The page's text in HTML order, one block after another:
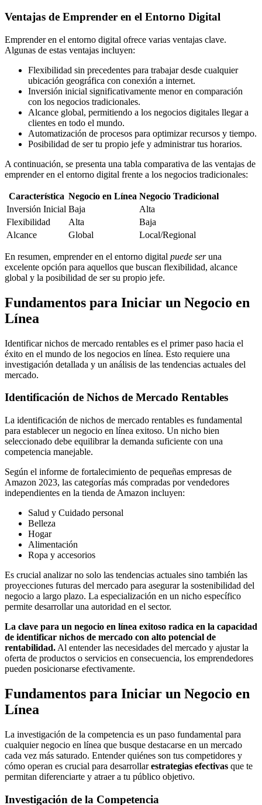
Ventajas de Emprender en el Entorno Digital
Emprender en el entorno digital ofrece varias ventajas clave.
Algunas de estas ventajas incluyen:
Flexibilidad sin precedentes para trabajar desde cualquier
ubicación geográfica con conexión a internet.
Inversión inicial significativamente menor en comparación
con los negocios tradicionales.
Alcance global, permitiendo a los negocios digitales llegar a
clientes en todo el mundo.
Automatización de procesos para optimizar recursos y tiempo.
Posibilidad de ser tu propio jefe y administrar tus horarios.
A continuación, se presenta una tabla comparativa de las ventajas de
emprender en el entorno digital frente a los negocios tradicionales:
Característica Negocio en Línea Negocio Tradicional
Inversión Inicial Baja
Alta
Flexibilidad
Alta
Baja
Alcance
Global Local/Regional
En resumen, emprender en el entorno digital puede seruna
excelente opción para aquellos que buscan flexibilidad, alcance
global y la posibilidad de ser su propio jefe.
Fundamentos para Iniciar un Negocio en
Línea
Identificar nichos de mercado rentables es el primer paso hacia el
éxito en el mundo de los negocios en línea. Esto requiere una
investigación detallada y un análisis de las tendencias actuales del
mercado.
Identificación de Nichos de Mercado Rentables
La identificación de nichos de mercado rentables es fundamental
para establecer un negocio en línea exitoso. Un nicho bien
seleccionado debe equilibrar la demanda suficiente con una
competencia manejable.
Según el informe de fortalecimiento de pequeñas empresas de
Amazon 2023, las categorías más compradas por vendedores
independientes en la tienda de Amazon incluyen:
Salud y Cuidado personal
Belleza
Hogar
Alimentación
Ropa y accesorios
Es crucial analizar no solo las tendencias actuales sino también las
proyecciones futuras del mercado para asegurar la sostenibilidad del
negocio a largo plazo. La especialización en un nicho específico
permite desarrollar una autoridad en el sector.
La clave para un negocio en línea exitoso radica en la capacidad
de identificar nichos de mercado con alto potencial de
rentabilidad. Al entender las necesidades del mercado y ajustar la
oferta de productos o servicios en consecuencia, los emprendedores
pueden posicionarse efectivamente.
Fundamentos para Iniciar un Negocio en
Línea
La investigación de la competencia es un paso fundamental para
cualquier negocio en línea que busque destacarse en un mercado
cada vez más saturado. Entender quiénes son tus competidores y
cómo operan es crucial para desarrollarestrategias efectivas que te
permitan diferenciarte y atraer a tu público objetivo.
Investigación de la Competencia